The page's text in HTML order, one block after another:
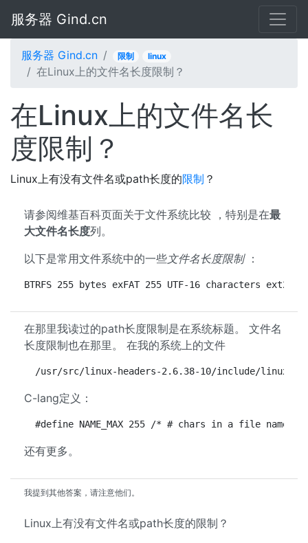
服务器 Gind.cn
服务器 Gind.cn 限制 linux
在Linux上的文件名长度限制？
在Linux上的文件名长
度限制？
Linux上有没有文件名或path长度的限制 ？
请参阅维基百科页面关于文件系统比较 ，特别是在最
大文件名长度列。
以下是常用文件系统中的一些文件名长度限制：
BTRFS 255 bytes exFAT 255 UTF-16 characters ext2
在那里我读过的path长度限制是在系统标题。 文件名
长度限制也在那里。 在我的系统上的文件
/usr/src/linux-headers-2.6.38-10/include/linux/
C-lang定义：
#define NAME_MAX 255 /* # chars in a file name
还有更多。
我提到其他答案，请注意他们。
Linux上有没有文件名或path长度的限制？